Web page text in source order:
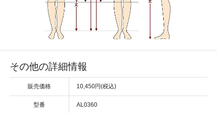
その他の詳細情報
販売価格 10,450円(税込)
型番 AL0360